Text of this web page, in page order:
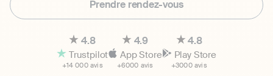
Prendre rendez-vous
4.8
Trustpilot
+14 000 avis
4.9
App Store
+6000 avis
4.8
Play Store
+3000 avis